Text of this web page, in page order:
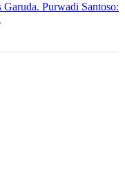
Purwadi Santoso: